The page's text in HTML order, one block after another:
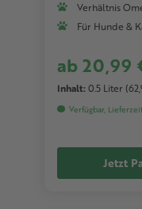
Verhältnis
Für Hunde &
ab 20,99
Inhalt: 0.5 Liter
Verfügbar,
Jetzt